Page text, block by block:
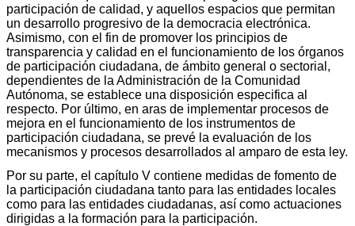
participación de calidad, y aquellos espacios que permitan
un desarrollo progresivo de la democracia electrónica.
Asimismo, con el fin de promover los principios de
transparencia y calidad en el funcionamiento de los órganos
de participación ciudadana, de ámbito general o sectorial,
dependientes de la Administración de la Comunidad
Autónoma, se establece una disposición especifica al
respecto. Por último, en aras de implementar procesos de
mejora en el funcionamiento de los instrumentos de
participación ciudadana, se prevé la evaluación de los
mecanismos y procesos desarrollados al amparo de esta ley.
Por su parte, el capítulo V contiene medidas de fomento de
la participación ciudadana tanto para las entidades locales
como para las entidades ciudadanas, así como actuaciones
dirigidas a la formación para la participación.